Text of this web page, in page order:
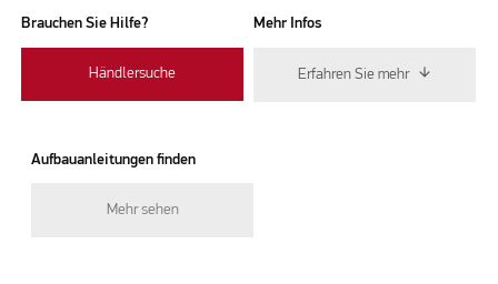
Brauchen Sie Hilfe?
Händlersuche
Mehr Infos
Erfahren Sie mehr
Aufbauanleitungen finden
Mehr sehen